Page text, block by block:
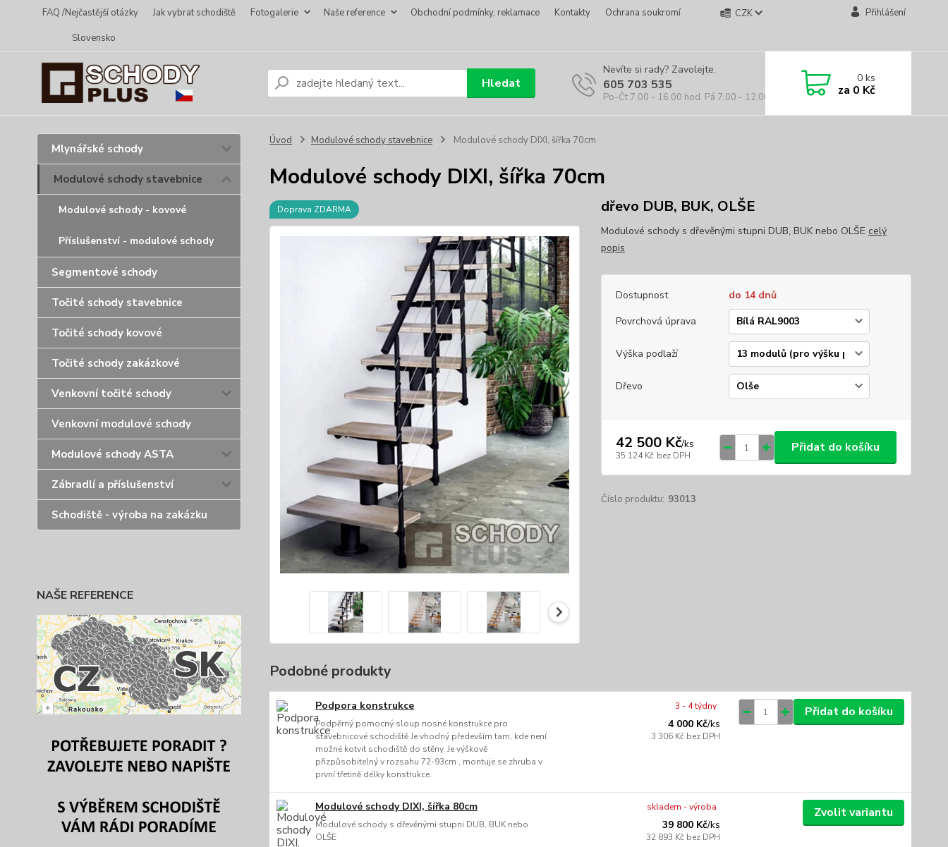
FAQ /Nejčastější otázky Jak vybrat schodiště Fotogalerie Naše reference Obchodní podmínky, reklamace Kontakty
Ochrana soukromí
Slovensko
CZK Přihlášení
Hledat
Nevíte si rady? Zavolejte.
605 703 535
Po-Čt 7.00 - 16.00 hod. Pá 7.00 - 12.00 hod.
0ks
za 0 Kč
Mlynářské schody
Modulové schody stavebnice
Modulové schody - kovové
Příslušenství - modulové schody
Segmentové schody
Točité schody stavebnice
Točité schody kovové
Točité schody zakázkové
Venkovní točité schody
Venkovní modulové schody
Modulové schody ASTA
Zábradlí a příslušenství
Schodiště - výroba na zakázku
NAŠE REFERENCE
Úvod Modulové schody stavebnice Modulové schody DIXI, šířka 70cm
Modulové schody DIXI, šířka 70cm
Doprava ZDARMA dřevo DUB, BUK, OLŠE
Modulové schody s dřevěnými stupni DUB, BUK nebo OLŠE celý
popis
Dostupnost
do 14 dnů
Povrchová úprava
Výška podlaží
Dřevo
42 500 Kč/ks
35 124 Kč bez DPH
Přidat do košíku
Číslo produktu: 93013
Podobné produkty
Podpora konstrukce
Podpěrný pomocný sloup nosné konstrukce pro
stavebnicové schodiště Je vhodný především tam, kde není
možné kotvit schodiště do stěny. Je výškově
přizpůsobitelný v rozsahu 72-93cm , montuje se zhruba v
první třetině délky konstrukce.
4 000 Kč/ks
3 306 Kč bez DPH
3 - 4 týdny Přidat do košíku
Modulové schody DIXI, šířka 80cm
Modulové schody s dřevěnými stupni DUB, BUK nebo
OLŠE
39 800 Kč/ks
32 893 Kč bez DPH
skladem - výroba Zvolit variantu